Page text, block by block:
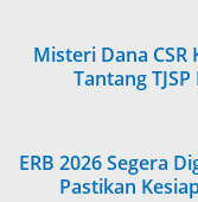
Misteri Dana CSR
Tantang
ERB 2026 Segera
Pastikan